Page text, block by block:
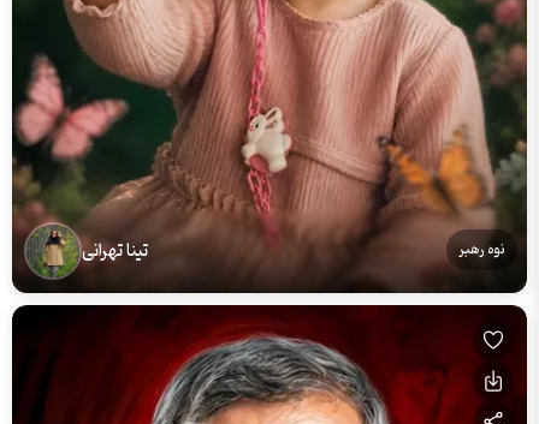
نوه رهبر تینا تهرانی